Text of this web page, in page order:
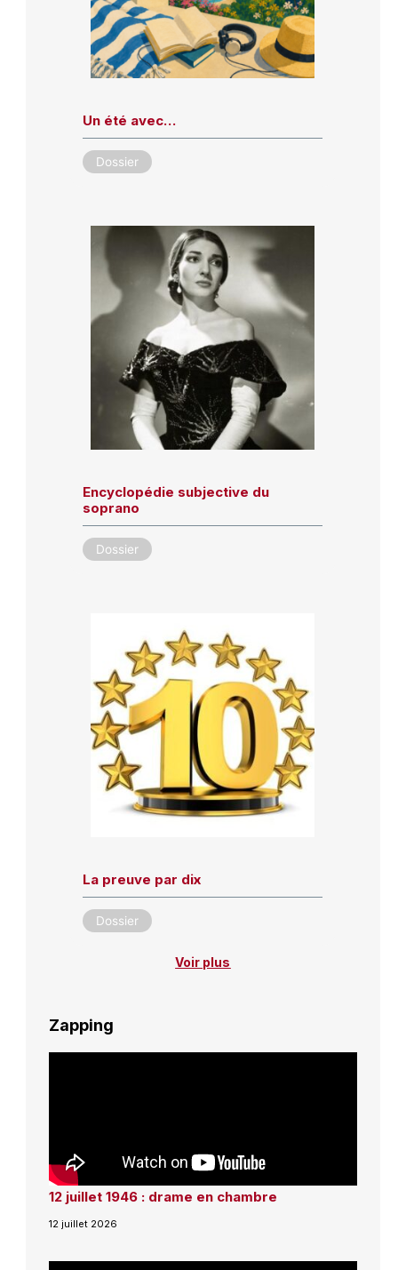
Un été avec…
Dossier
Encyclopédie subjective du
soprano
Dossier
La preuve par dix
Dossier
Voir plus
Zapping
12 juillet 1946 : drame en chambre
12 juillet 2026